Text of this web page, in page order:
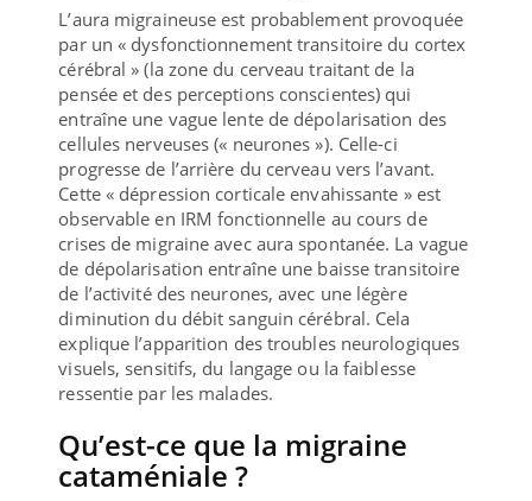
L’aura migraineuse est probablement provoquée
par un « dysfonctionnement transitoire du cortex
cérébral » (la zone du cerveau traitant de la
pensée et des perceptions conscientes) qui
entraîne une vague lente de dépolarisation des
cellules nerveuses (« neurones »). Celle-ci
progresse de l’arrière du cerveau vers l’avant.
Cette « dépression corticale envahissante » est
observable en IRM fonctionnelle au cours de
crises de migraine avec aura spontanée. La vague
de dépolarisation entraîne une baisse transitoire
de l’activité des neurones, avec une légère
diminution du débit sanguin cérébral. Cela
explique l’apparition des troubles neurologiques
visuels, sensitifs, du langage ou la faiblesse
ressentie par les malades.
Qu’est-ce que la migraine
cataméniale ?